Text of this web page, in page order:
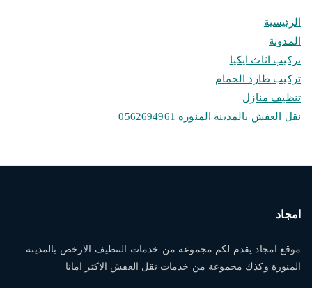
الرئيسية
المدونة
تركيب اثاث ايكيا
تركيب طارد الحمام
تنظيف منازل
نقل العفش بالمدينه المنوره 0562694961
امجاد
موقع امجاد يقدم لكم مجموعة من خدمات التنظيف الارخص بالمدينة
المنورة وكذك مجموعة من خدمات نقل العفش الاكثر امانا